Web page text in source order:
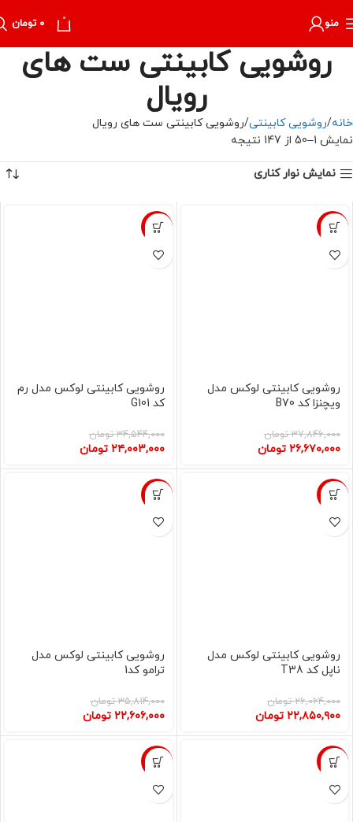
منو 0 ۰ تومان
روشویی کابینتی ست های
رویال
خانه روشویی کابینتی روشویی کابینتی ست های رویال
نمایش 1–50 از 147 نتیجه
نمایش نوار کناری
-30%
روشویی کابینتی لوکس مدل
ویچنزا کد B70
۳۷,۸۴۶,۰۰۰ تومان
۲۶,۶۷۰,۰۰۰ تومان
-31%
روشویی کابینتی لوکس مدل رم
کد G101
۳۴,۵۴۴,۰۰۰ تومان
۲۴,۰۰۳,۰۰۰ تومان
-12%
روشویی کابینتی لوکس مدل
ناپل کد T38
۲۶,۰۶۴,۰۰۰ تومان
۲۲,۸۵۰,۹۰۰ تومان
-37%
روشویی کابینتی لوکس مدل
ترامو کد1
۳۵,۸۱۴,۰۰۰ تومان
۲۲,۶۰۶,۰۰۰ تومان
-28%
-15%